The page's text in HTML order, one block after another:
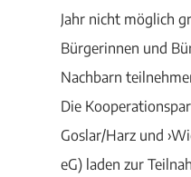
Jahr nicht möglich
Bürgerinnen und
Nachbarn
Die
Goslar/Harz und
eG) laden zur